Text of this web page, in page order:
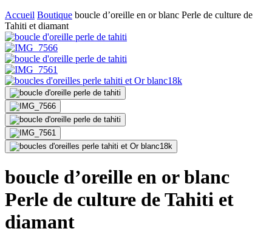
Accueil Boutique boucle d’oreille en or blanc Perle de culture de
Tahiti et diamant
boucle d’oreille en or blanc
Perle de culture de Tahiti et
diamant